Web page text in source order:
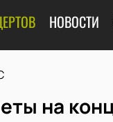
НОВОСТИ
на